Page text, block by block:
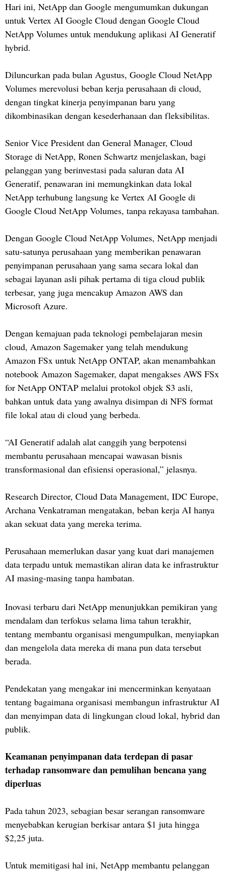
Hari ini, NetApp dan Google mengumumkan dukungan
untuk Vertex AI Google Cloud dengan Google Cloud
NetApp Volumes untuk mendukung aplikasi AI Generatif
hybrid.
Diluncurkan pada bulan Agustus, Google Cloud NetApp
Volumes merevolusi beban kerja perusahaan di cloud,
dengan tingkat kinerja penyimpanan baru yang
dikombinasikan dengan kesederhanaan dan fleksibilitas.
Senior Vice President dan General Manager, Cloud
Storage di NetApp, Ronen Schwartz menjelaskan, bagi
pelanggan yang berinvestasi pada saluran data AI
Generatif, penawaran ini memungkinkan data lokal
NetApp terhubung langsung ke Vertex AI Google di
Google Cloud NetApp Volumes, tanpa rekayasa tambahan.
Dengan Google Cloud NetApp Volumes, NetApp menjadi
satu-satunya perusahaan yang memberikan penawaran
penyimpanan perusahaan yang sama secara lokal dan
sebagai layanan asli pihak pertama di tiga cloud publik
terbesar, yang juga mencakup Amazon AWS dan
Microsoft Azure.
Dengan kemajuan pada teknologi pembelajaran mesin
cloud, Amazon Sagemaker yang telah mendukung
Amazon FSx untuk NetApp ONTAP, akan menambahkan
notebook Amazon Sagemaker, dapat mengakses AWS FSx
for NetApp ONTAP melalui protokol objek S3 asli,
bahkan untuk data yang awalnya disimpan di NFS format
file lokal atau di cloud yang berbeda.
“AI Generatif adalah alat canggih yang berpotensi
membantu perusahaan mencapai wawasan bisnis
transformasional dan efisiensi operasional,” jelasnya.
Research Director, Cloud Data Management, IDC Europe,
Archana Venkatraman mengatakan, beban kerja AI hanya
akan sekuat data yang mereka terima.
Perusahaan memerlukan dasar yang kuat dari manajemen
data terpadu untuk memastikan aliran data ke infrastruktur
AI masing-masing tanpa hambatan.
Inovasi terbaru dari NetApp menunjukkan pemikiran yang
mendalam dan terfokus selama lima tahun terakhir,
tentang membantu organisasi mengumpulkan, menyiapkan
dan mengelola data mereka di mana pun data tersebut
berada.
Pendekatan yang mengakar ini mencerminkan kenyataan
tentang bagaimana organisasi membangun infrastruktur AI
dan menyimpan data di lingkungan cloud lokal, hybrid dan
publik.
Keamanan penyimpanan data terdepan di pasar
terhadap ransomware dan pemulihan bencana yang
diperluas
Pada tahun 2023, sebagian besar serangan ransomware
menyebabkan kerugian berkisar antara $1 juta hingga
$2,25 juta.
Untuk memitigasi hal ini, NetApp membantu pelanggan